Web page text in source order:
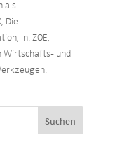
als
Die
In: ZOE,
Wirtschafts- und